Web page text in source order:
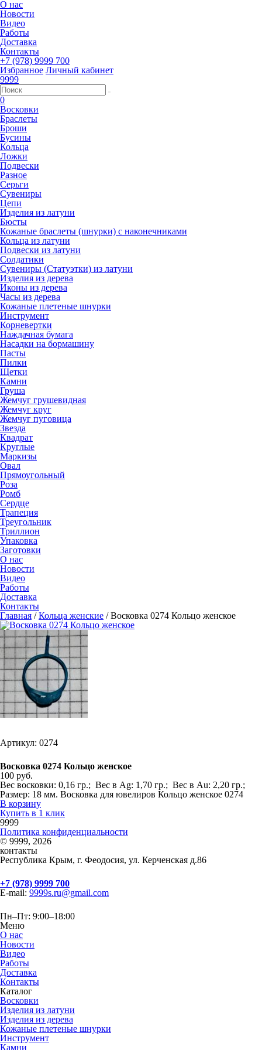
О нас
Новости
Видео
Работы
Доставка
Контакты
+7 (978) 9999 700
Избранное Личный кабинет
9999
0
Восковки
Браслеты
Броши
Бусины
Кольца
Ложки
Подвески
Разное
Серьги
Сувениры
Цепи
Изделия из латуни
Бюсты
Кожаные браслеты (шнурки) с наконечниками
Кольца из латуни
Подвески из латуни
Солдатики
Сувениры (Статуэтки) из латуни
Изделия из дерева
Иконы из дерева
Часы из дерева
Кожаные плетеные шнурки
Инструмент
Корневертки
Наждачная бумага
Насадки на бормашину
Пасты
Пилки
Щетки
Камни
Груша
Жемчуг грушевидная
Жемчуг круг
Жемчуг пуговица
Звезда
Квадрат
Круглые
Маркизы
Овал
Прямоугольный
Роза
Ромб
Сердце
Трапеция
Треугольник
Триллион
Упаковка
Заготовки
О нас
Новости
Видео
Работы
Доставка
Контакты
Главная /Кольца женские /Восковка 0274 Кольцо женское
Артикул: 0274
Восковка 0274 Кольцо женское
100 руб.
Вес восковки: 0,16 гр.; Вес в Ag: 1,70 гр.; Вес в Au: 2,20 гр.;
Размер: 18 мм. Восковка для ювелиров Кольцо женское 0274
В корзину
Купить в 1 клик
9999
Политика конфиденциальности
© 9999, 2026
контакты
Республика Крым, г. Феодосия, ул. Керченская д.86
+7 (978) 9999 700
E-mail: 9999s.ru@gmail.com
Пн–Пт: 9:00–18:00
Меню
О нас
Новости
Видео
Работы
Доставка
Контакты
Каталог
Восковки
Изделия из латуни
Изделия из дерева
Кожаные плетеные шнурки
Инструмент
Камни